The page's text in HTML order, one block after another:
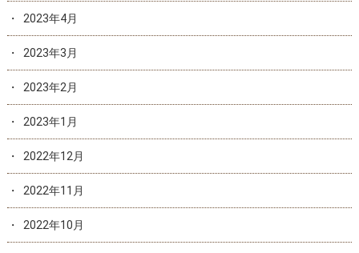
2023年4月
2023年3月
2023年2月
2023年1月
2022年12月
2022年11月
2022年10月